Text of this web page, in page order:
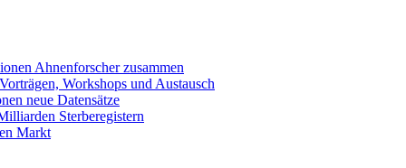
Ahnenforscher zusammen
Workshops und Austausch
neue Datensätze
Sterberegistern
Markt